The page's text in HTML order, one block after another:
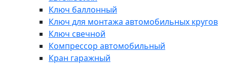
Ключ баллонный
Ключ для монтажа автомобильных кругов
Ключ свечной
Компрессор автомобильный
Кран гаражный